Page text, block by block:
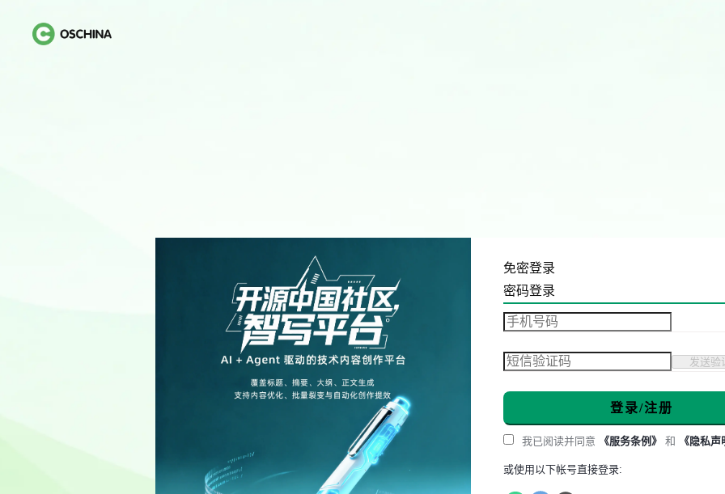
免密登录
密码登录
发送验
登录/注册
我已阅读并同意 《服务条例》 和 《隐私声
或使用以下帐号直接登录: